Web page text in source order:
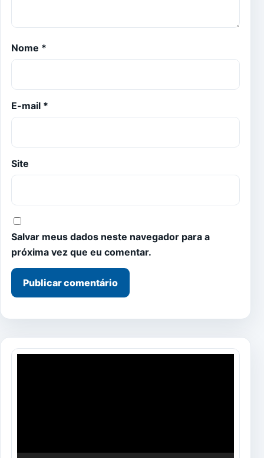
Nome *
E-mail *
Site
Salvar meus dados neste navegador para a
próxima vez que eu comentar.